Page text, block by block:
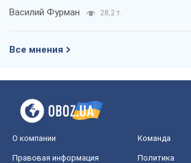
Василий Фурман 28,2 т.
Все мнения
О компании Команда
Правовая информация
Политика